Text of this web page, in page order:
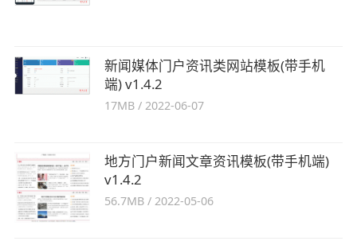
新闻媒体门户资讯类网站模板(带手机
端) v1.4.2
17MB /2022-06-07
地方门户新闻文章资讯模板(带手机端)
v1.4.2
56.7MB /2022-05-06